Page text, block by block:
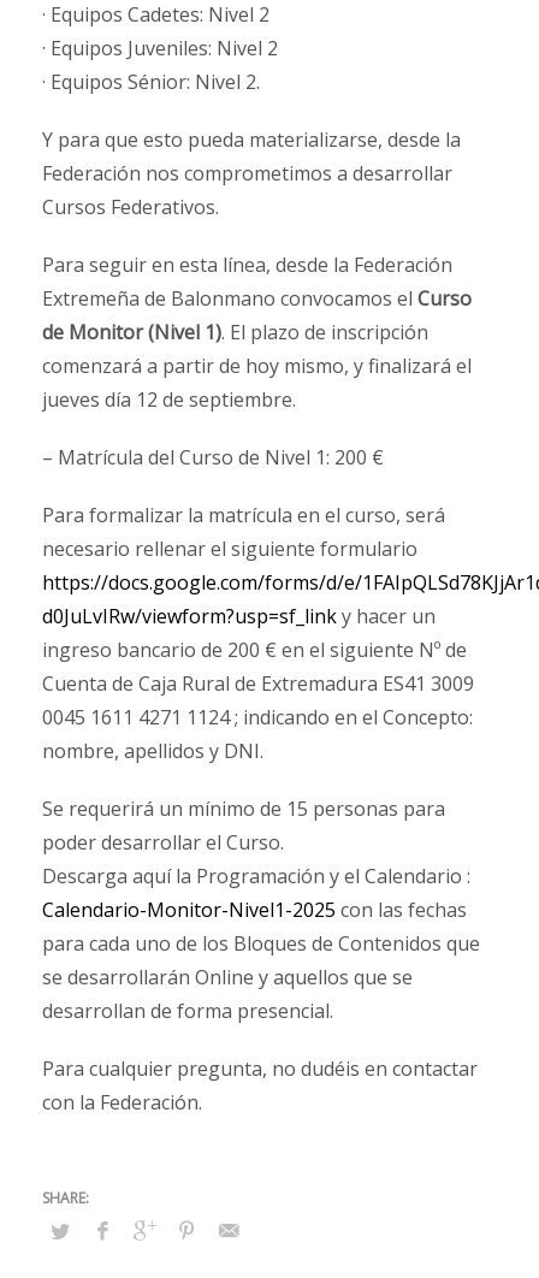
· Equipos Cadetes: Nivel 2
· Equipos Juveniles: Nivel 2
· Equipos Sénior: Nivel 2.
Y para que esto pueda materializarse, desde la
Federación nos comprometimos a desarrollar
Cursos Federativos.
Para seguir en esta línea, desde la Federación
Extremeña de Balonmano convocamos el Curso
de Monitor (Nivel 1). El plazo de inscripción
comenzará a partir de hoy mismo, y finalizará el
jueves día 12 de septiembre.
– Matrícula del Curso de Nivel 1: 200 €
Para formalizar la matrícula en el curso, será
necesario rellenar el siguiente formulario
https://docs.google.com/forms/d/e/
d0JuLvIRw/viewform?usp=sf_linky hacer un
ingreso bancario de 200 € en el siguiente Nº de
Cuenta de Caja Rural de Extremadura ES41 3009
0045 1611 4271 1124 ; indicando en el Concepto:
nombre, apellidos y DNI.
Se requerirá un mínimo de 15 personas para
poder desarrollar el Curso.
Descarga aquí la Programación y el Calendario :
Calendario-Monitor-Nivel1-2025 con las fechas
para cada uno de los Bloques de Contenidos que
se desarrollarán Online y aquellos que se
desarrollan de forma presencial.
Para cualquier pregunta, no dudéis en contactar
con la Federación.